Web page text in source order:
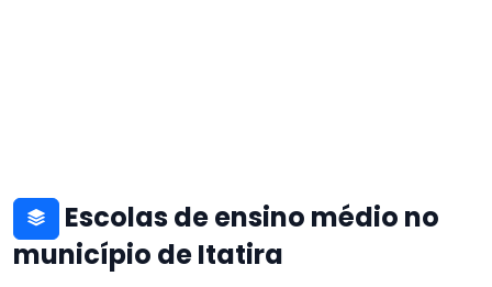
Escolas de ensino médio no
município de Itatira